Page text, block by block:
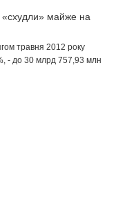
«схудли» майже на
травня 2012 року
- до 30 млрд 757,93 млн